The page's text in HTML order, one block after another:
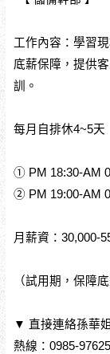
工作內容：學習
底薪保障，提供
訓。
每月自排休4~5天
① PM 18:30-AM
② PM 19:00-AM
月薪資：30,000-
（試用期，保障
▼ 直接連絡孫華
熱線：0985-